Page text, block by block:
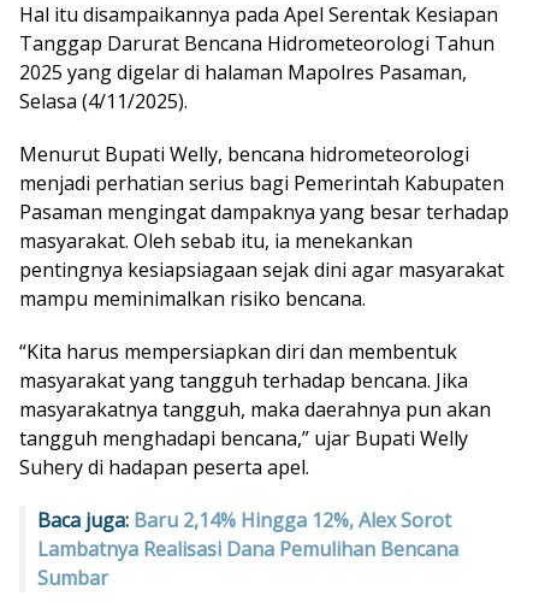
Hal itu disampaikannya pada Apel Serentak Kesiapan
Tanggap Darurat Bencana Hidrometeorologi Tahun
2025 yang digelar di halaman Mapolres Pasaman,
Selasa (4/11/2025).
Menurut Bupati Welly, bencana hidrometeorologi
menjadi perhatian serius bagi Pemerintah Kabupaten
Pasaman mengingat dampaknya yang besar terhadap
masyarakat. Oleh sebab itu, ia menekankan
pentingnya kesiapsiagaan sejak dini agar masyarakat
mampu meminimalkan risiko bencana.
“Kita harus mempersiapkan diri dan membentuk
masyarakat yang tangguh terhadap bencana. Jika
masyarakatnya tangguh, maka daerahnya pun akan
tangguh menghadapi bencana,” ujar Bupati Welly
Suhery di hadapan peserta apel.
Baca juga: Baru 2,14% Hingga 12%, Alex Sorot
Lambatnya Realisasi Dana Pemulihan Bencana
Sumbar